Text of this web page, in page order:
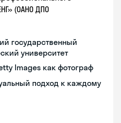
(ОАНО ДПО
государственный
университет
Images как фотограф
подход к каждому